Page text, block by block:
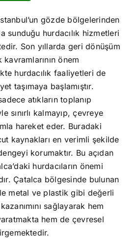
gözde bölgelerinden
sunduğu hurdacılık hizmetleri
Son yıllarda geri dönüşüm
önem
hurdacılık faaliyetleri de
taşımaya başlamıştır.
atıkların toplanıp
sınırlı kalmayıp, çevreye
hareket eder. Buradaki
kaynakları en verimli şekilde
korumaktır. Bu açıdan
hurdacıların önemi
Çatalca bölgesinde bulunan
metal ve plastik gibi değerli
sağlayarak hem
hem de çevresel